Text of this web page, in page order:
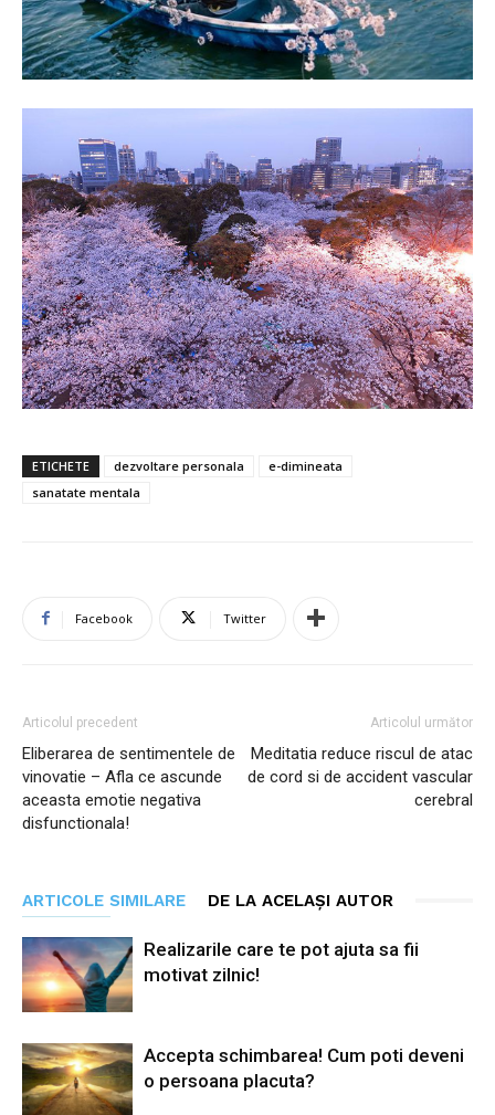
ETICHETE dezvoltare personala
e-dimineata
sanatate mentala
Facebook Twitter
Articolul precedent
Eliberarea de sentimentele de
vinovatie – Afla ce ascunde
aceasta emotie negativa
disfunctionala!
Articolul următor
Meditatia reduce riscul de atac
de cord si de accident vascular
cerebral
ARTICOLE SIMILARE DE LA ACELAȘI AUTOR
Realizarile care te pot ajuta sa fii
motivat zilnic!
Accepta schimbarea! Cum poti deveni
o persoana placuta?